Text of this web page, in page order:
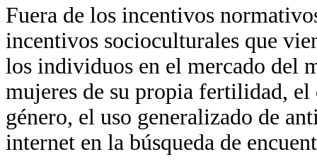
Fuera de los incentivos
incentivos socioculturales que
los individuos en el mercado del
mujeres de su propia fertilidad,
género, el uso generalizado de
internet en la búsqueda de